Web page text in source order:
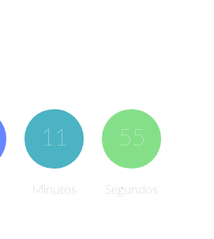
11
Minutos
55
Segundos